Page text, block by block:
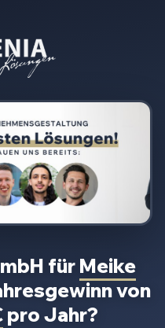
für Meike
von
pro Jahr?